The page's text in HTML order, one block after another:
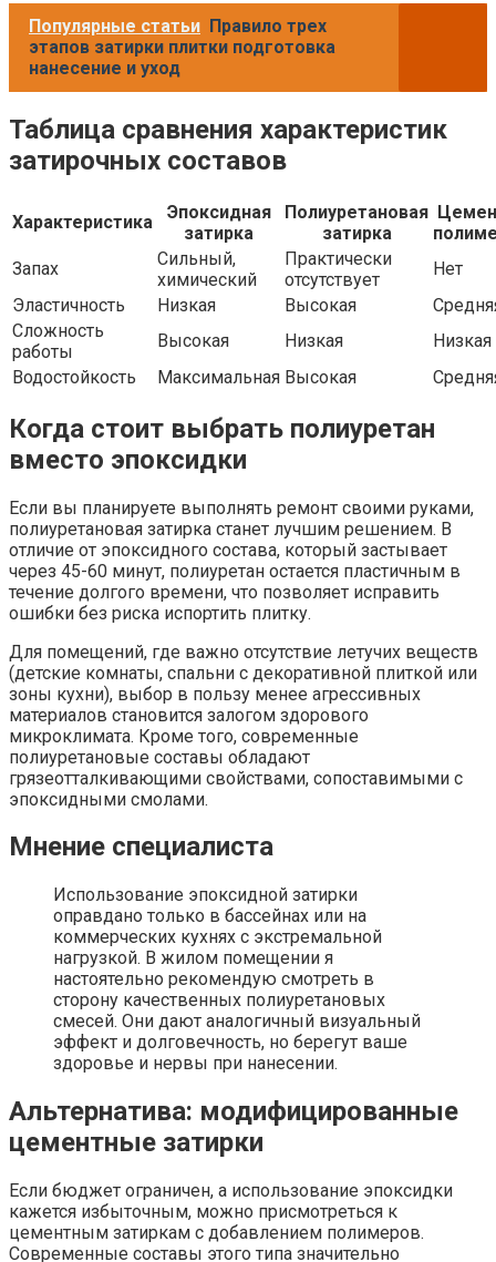
Популярные статьи Правило трех
этапов затирки плитки подготовка
нанесение и уход
Таблица сравнения характеристик
затирочных составов
Характеристика
Эпоксидная
затирка
Полиуретановая
затирка
Запах
Сильный,
химический
Практически
отсутствует
Нет
Эластичность
Низкая Высокая
Сложность
работы
Высокая Низкая
Низкая
Водостойкость
Максимальная Высокая
Когда стоит выбрать полиуретан
вместо эпоксидки
Если вы планируете выполнять ремонт своими руками,
полиуретановая затирка станет лучшим решением. В
отличие от эпоксидного состава, который застывает
через 45-60 минут, полиуретан остается пластичным в
течение долгого времени, что позволяет исправить
ошибки без риска испортить плитку.
Для помещений, где важно отсутствие летучих веществ
(детские комнаты, спальни с декоративной плиткой или
зоны кухни), выбор в пользу менее агрессивных
материалов становится залогом здорового
микроклимата. Кроме того, современные
полиуретановые составы обладают
грязеотталкивающими свойствами, сопоставимыми с
эпоксидными смолами.
Мнение специалиста
Использование эпоксидной затирки
оправдано только в бассейнах или на
коммерческих кухнях с экстремальной
нагрузкой. В жилом помещении я
настоятельно рекомендую смотреть в
сторону качественных полиуретановых
смесей. Они дают аналогичный визуальный
эффект и долговечность, но берегут ваше
здоровье и нервы при нанесении.
Альтернатива: модифицированные
цементные затирки
Если бюджет ограничен, а использование эпоксидки
кажется избыточным, можно присмотреться к
цементным затиркам с добавлением полимеров.
Современные составы этого типа значительно